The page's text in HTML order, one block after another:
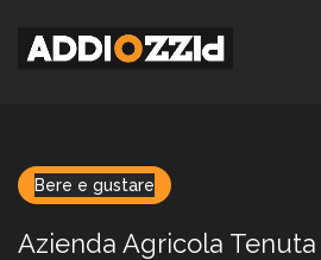
Bere e gustare
Azienda Agricola